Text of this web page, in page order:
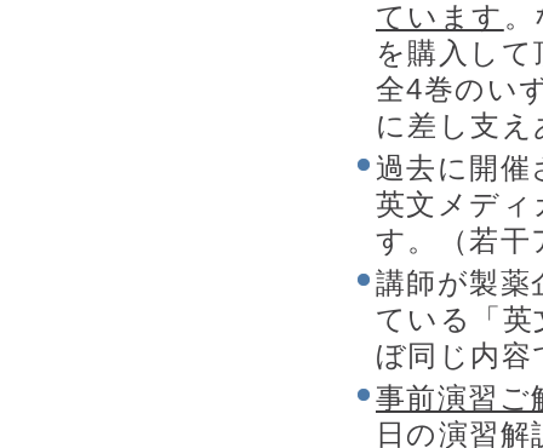
ています
を購入し
全4巻のい
に差し支
過去に開催
英文メデ
す。（若干
講師が製薬
ている「
ぼ同じ内
事前演習ご
日の演習